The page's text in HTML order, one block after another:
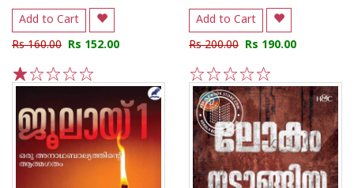
Add to Cart
Rs 160.00 Rs 152.00
5
4
3
2
1
Add to Cart
Rs 200.00 Rs 190.00
5
4
3
2
1